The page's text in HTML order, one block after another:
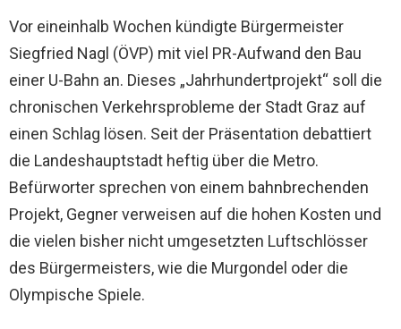
Vor eineinhalb Wochen kündigte Bürgermeister
Siegfried Nagl (ÖVP) mit viel PR-Aufwand den Bau
einer U-Bahn an. Dieses „Jahrhundertprojekt“ soll die
chronischen Verkehrsprobleme der Stadt Graz auf
einen Schlag lösen. Seit der Präsentation debattiert
die Landeshauptstadt heftig über die Metro.
Befürworter sprechen von einem bahnbrechenden
Projekt, Gegner verweisen auf die hohen Kosten und
die vielen bisher nicht umgesetzten Luftschlösser
des Bürgermeisters, wie die Murgondel oder die
Olympische Spiele.